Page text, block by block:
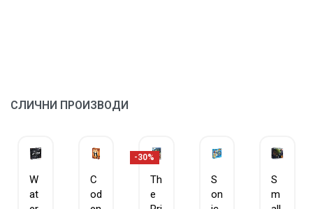
Награди и признанија:
2022 Golden Geek Best 2-Player Board Game Nominee
СЛИЧНИ ПРОИЗВОДИ
W
at
C
od
-30%
Th
e
S
on
S
m